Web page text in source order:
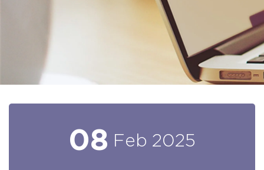
08 Feb 2025